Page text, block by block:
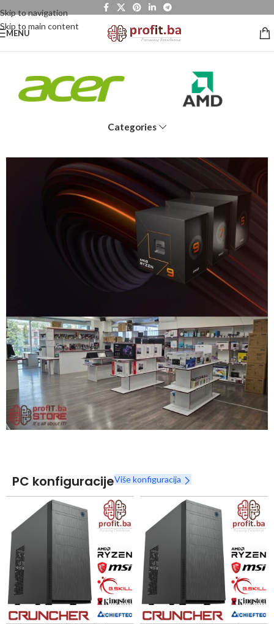
Skip to navigation
Skip to main content
MENU
Categories
Snaga radnih stanica nikada nije bila povoljnija
Nova Ryzen 7000 serija
Naruči
PC konfiguracijeViše konfiguracija